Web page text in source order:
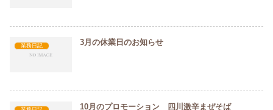
業務日記 3月の休業日のお知らせ
10月のプロモーション 四川激辛まぜそば